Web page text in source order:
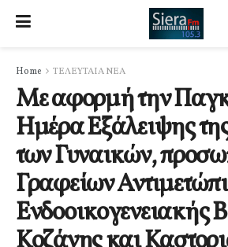
Home ΤΕΛΕΥΤΑΙΑ ΝΕΑ
Με αφορμή την
Ημέρα Εξάλειψης
των Γυναικών,
Γραφείων
Ενδοοικογενειακής